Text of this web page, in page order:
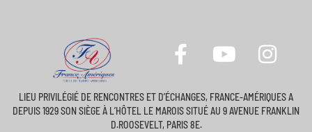
LIEU PRIVILÉGIÉ DE RENCONTRES ET D’ÉCHANGES, FRANCE-AMÉRIQUES A
DEPUIS 1929 SON SIÈGE À L’HÔTEL LE MAROIS SITUÉ AU 9 AVENUE FRANKLIN
D.ROOSEVELT, PARIS 8E.